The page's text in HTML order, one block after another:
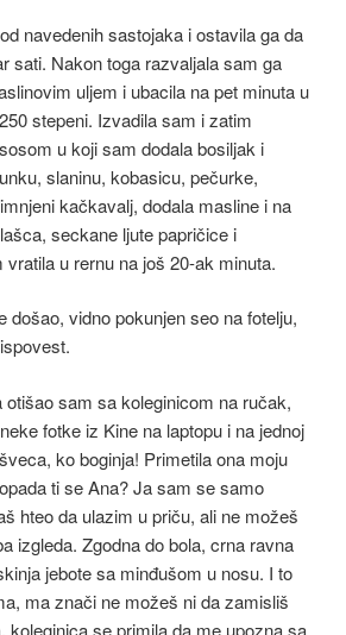
navedenih sastojaka i ostavila ga da
sati. Nakon toga razvaljala sam ga
uljem i ubacila na pet minuta u
stepeni. Izvadila sam i zatim
u koji sam dodala bosiljak i
slaninu, kobasicu, pečurke,
kačkavalj, dodala masline i na
seckane ljute papričice i
u rernu na još 20-ak minuta.
došao, vidno pokunjen seo na fotelju,
otišao sam sa koleginicom na ručak,
fotke iz Kine na laptopu i na jednoj
ko boginja! Primetila ona moju
ti se Ana? Ja sam se samo
hteo da ulazim u priču, ali ne možeš
izgleda. Zgodna do bola, crna ravna
jebote sa minđušom u nosu. I to
ma znači ne možeš ni da zamisliš
koleginica se primila da me upozna sa